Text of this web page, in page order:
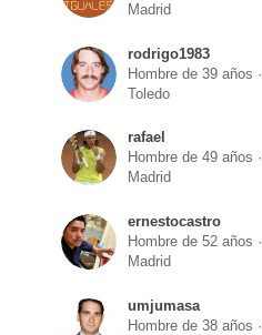
Madrid
rodrigo1983
Hombre de 39 años ·
Toledo
rafael
Hombre de 49 años ·
Madrid
ernestocastro
Hombre de 52 años ·
Madrid
umjumasa
Hombre de 38 años ·